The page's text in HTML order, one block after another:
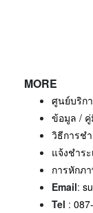
MORE
ศูนย์บริก
ข้อมูล /
วิธีการช
แจ้งชำระ
การหักภ
Email:
Tel :